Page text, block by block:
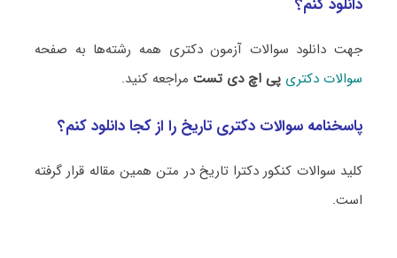
دانلود کنم؟
جهت دانلود سوالات آزمون دکتری همه رشته‌ها به صفحه
سوالات دکتری پی اچ دی تستمراجعه کنید.
پاسخنامه سوالات دکتری تاریخ را از کجا دانلود کنم؟
کلید سوالات کنکور دکترا تاریخ در متن همین مقاله قرار گرفته
است.